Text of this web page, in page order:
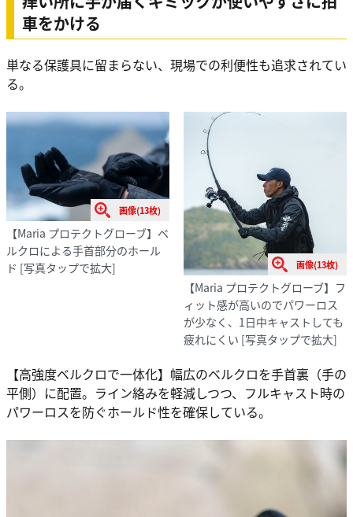
車をかける
単なる保護具に留まらない、現場での利便性も追求されてい
る。
画像(13枚)
【Maria プロテクトグローブ】ベ
ルクロによる手首部分のホール
ド [写真タップで拡大] 画像(13枚)
【Maria プロテクトグローブ】フ
ィット感が高いのでパワーロス
が少なく、1日中キャストしても
疲れにくい [写真タップで拡大]
【高強度ベルクロで一体化】幅広のベルクロを手首裏（手の
平側）に配置。ライン絡みを軽減しつつ、フルキャスト時の
パワーロスを防ぐホールド性を確保している。